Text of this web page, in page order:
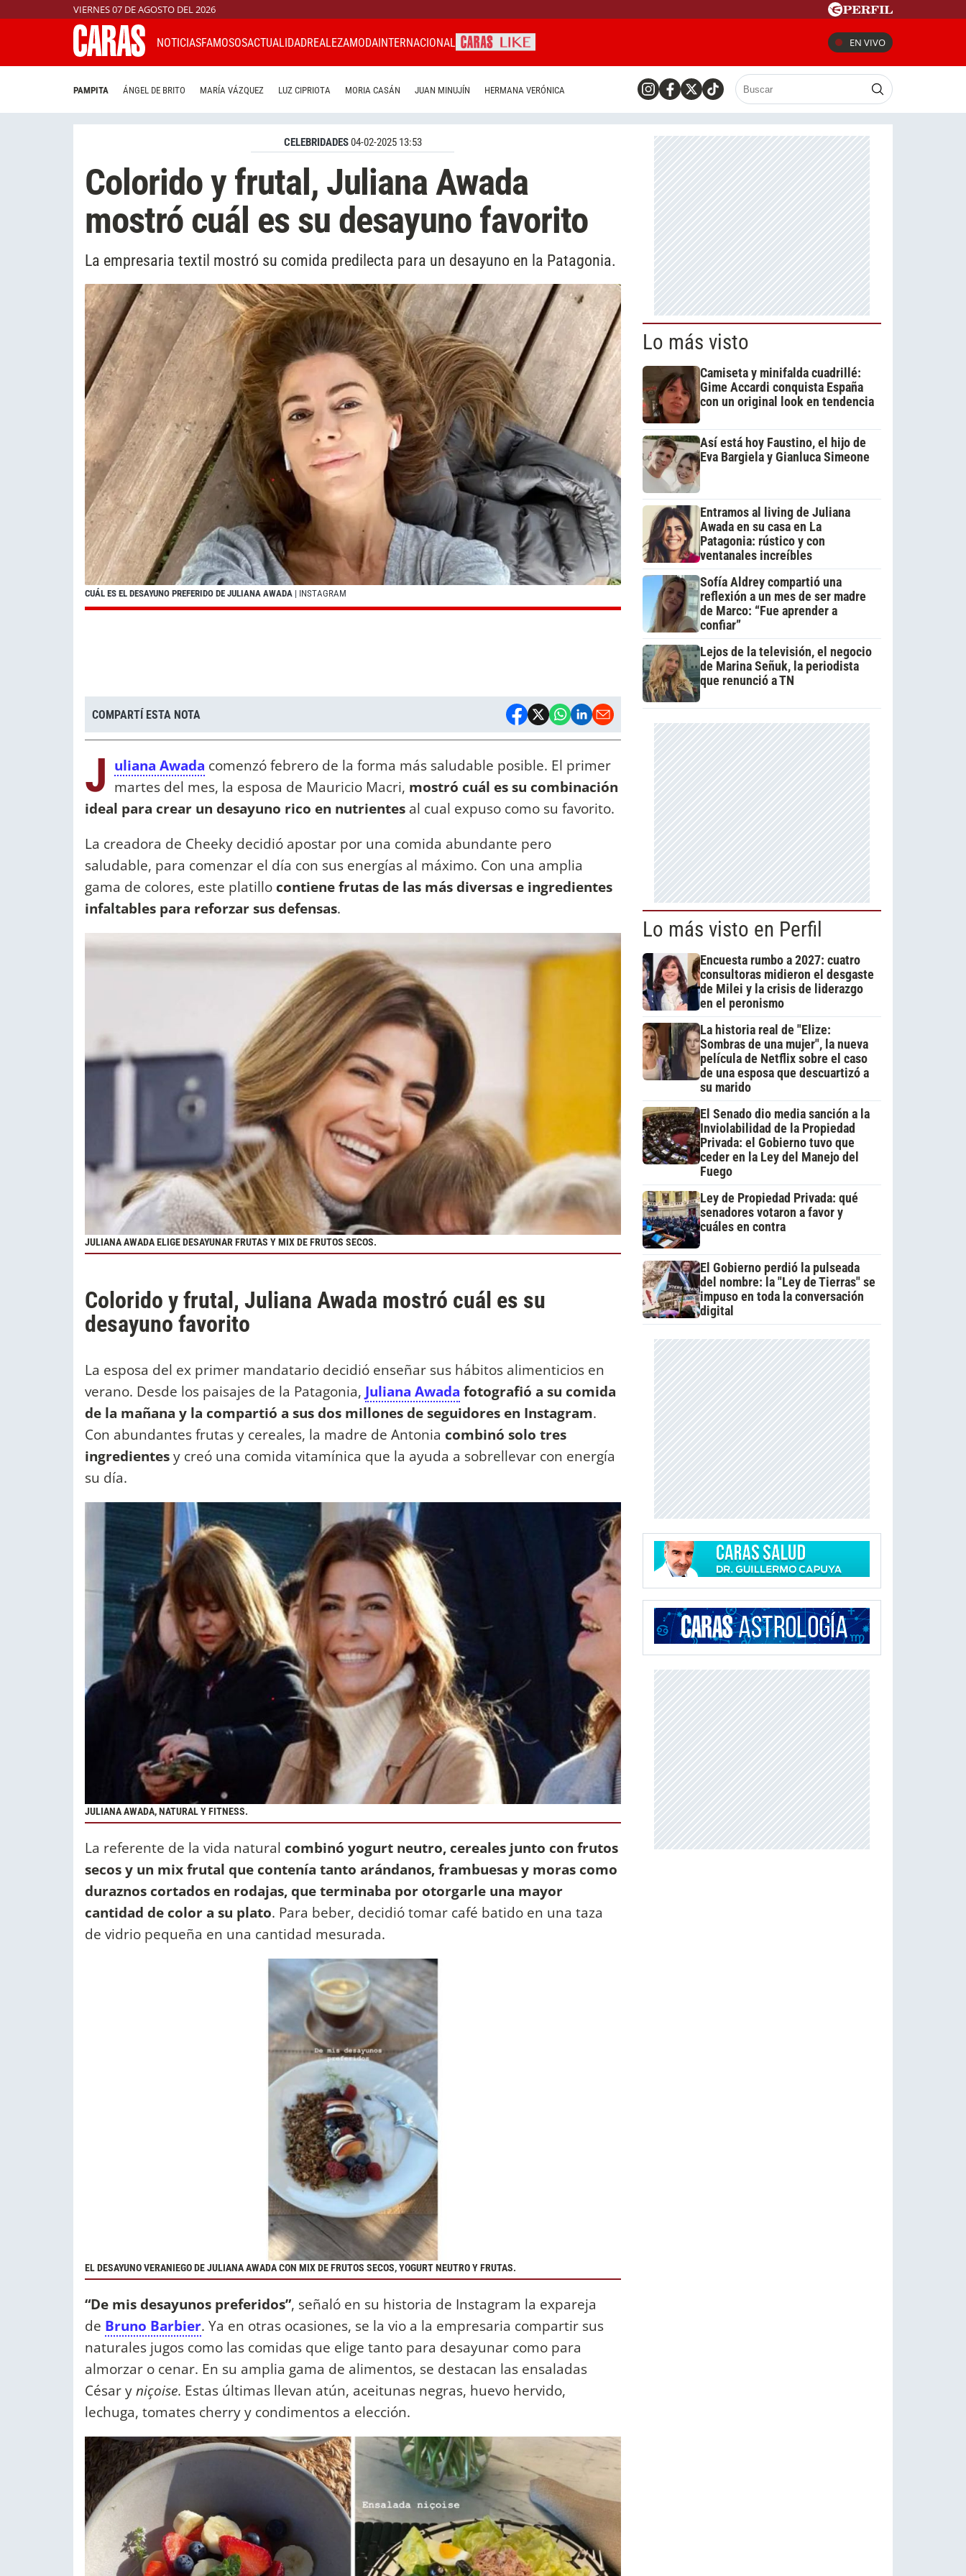
VIERNES 07 DE AGOSTO DEL 2026
NOTICIASFAMOSOSACTUALIDADREALEZAMODAINTERNACIONAL EN VIVO
PAMPITA ÁNGEL DE BRITO MARÍA VÁZQUEZ LUZ CIPRIOTA MORIA CASÁN JUAN MINUJÍN HERMANA VERÓNICA
CELEBRIDADES04-02-2025 13:53
Colorido y frutal, Juliana Awada
mostró cuál es su desayuno favorito
La empresaria textil mostró su comida predilecta para un desayuno en la Patagonia.
CUÁL ES EL DESAYUNO PREFERIDO DE JULIANA AWADA | INSTAGRAM
COMPARTÍ ESTA NOTA
J uliana Awada comenzó febrero de la forma más saludable posible. El primer
martes del mes, la esposa de Mauricio Macri, mostró cuál es su combinación
ideal para crear un desayuno rico en nutrientes al cual expuso como su favorito.
La creadora de Cheeky decidió apostar por una comida abundante pero
saludable, para comenzar el día con sus energías al máximo. Con una amplia
gama de colores, este platillo contiene frutas de las más diversas e ingredientes
infaltables para reforzar sus defensas.
JULIANA AWADA ELIGE DESAYUNAR FRUTAS Y MIX DE FRUTOS SECOS.
Colorido y frutal, Juliana Awada mostró cuál es su
desayuno favorito
La esposa del ex primer mandatario decidió enseñar sus hábitos alimenticios en
verano. Desde los paisajes de la Patagonia, Juliana Awada fotografió a su comida
de la mañana y la compartió a sus dos millones de seguidores en Instagram.
Con abundantes frutas y cereales, la madre de Antonia combinó solo tres
ingredientesy creó una comida vitamínica que la ayuda a sobrellevar con energía
su día.
JULIANA AWADA, NATURAL Y FITNESS.
La referente de la vida natural combinó yogurt neutro, cereales junto con frutos
secos y un mix frutal que contenía tanto arándanos, frambuesas y moras como
duraznos cortados en rodajas, que terminaba por otorgarle una mayor
cantidad de color a su plato. Para beber, decidió tomar café batido en una taza
de vidrio pequeña en una cantidad mesurada.
EL DESAYUNO VERANIEGO DE JULIANA AWADA CON MIX DE FRUTOS SECOS, YOGURT NEUTRO Y FRUTAS.
“De mis desayunos preferidos”, señaló en su historia de Instagram la expareja
de Bruno Barbier. Ya en otras ocasiones, se la vio a la empresaria compartir sus
naturales jugos como las comidas que elige tanto para desayunar como para
almorzar o cenar. En su amplia gama de alimentos, se destacan las ensaladas
César yniçoise. Estas últimas llevan atún, aceitunas negras, huevo hervido,
lechuga, tomates cherry y condimentos a elección.
Lo más visto
Camiseta y minifalda cuadrillé:
Gime Accardi conquista España
con un original look en tendencia
Así está hoy Faustino, el hijo de
Eva Bargiela y Gianluca Simeone
Entramos al living de Juliana
Awada en su casa en La
Patagonia: rústico y con
ventanales increíbles
Sofía Aldrey compartió una
reflexión a un mes de ser madre
de Marco: “Fue aprender a
confiar”
Lejos de la televisión, el negocio
de Marina Señuk, la periodista
que renunció a TN
Lo más visto en Perfil
Encuesta rumbo a 2027: cuatro
consultoras midieron el desgaste
de Milei y la crisis de liderazgo
en el peronismo
La historia real de "Elize:
Sombras de una mujer", la nueva
película de Netflix sobre el caso
de una esposa que descuartizó a
su marido
El Senado dio media sanción a la
Inviolabilidad de la Propiedad
Privada: el Gobierno tuvo que
ceder en la Ley del Manejo del
Fuego
Ley de Propiedad Privada: qué
senadores votaron a favor y
cuáles en contra
El Gobierno perdió la pulseada
del nombre: la "Ley de Tierras" se
impuso en toda la conversación
digital